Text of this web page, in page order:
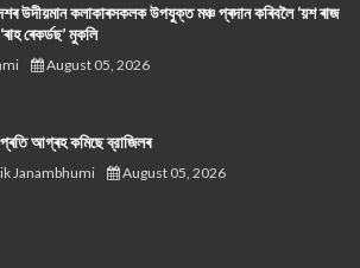
উদীয়মান কলাকাৰসকলক উপযুক্ত মঞ্চ প্ৰদান কৰিবলৈ ‘য়শ ৰাজ
ৰেকৰ্ডছ’ মুকলি
August 05, 2026
আগ্ৰহ কমিছে ব্রাজিলৰ
Janambhumi August 05, 2026